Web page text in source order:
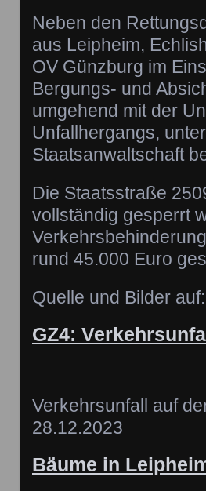
Neben den
aus Leipheim,
OV Günzburg im
Bergungs- und
umgehend mit der
Unfallhergangs,
Staatsanwaltschaft
Die Staatsstraße
vollständig gesperrt
rund 45.000 Euro
Quelle und Bilder auf:
GZ4:
Verkehrsunfall auf
28.12.2023
Bäume in